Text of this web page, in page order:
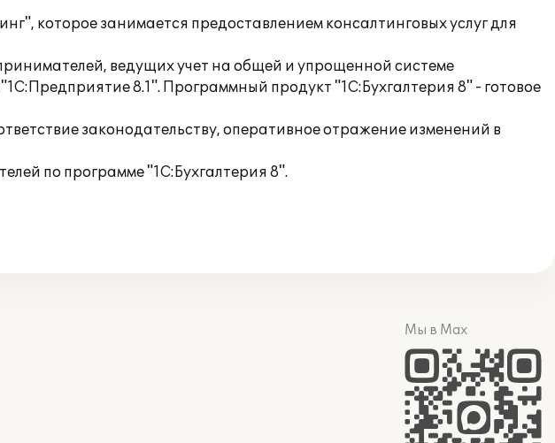
которое занимается предоставлением консалтинговых услуг для
ведущих учет на общей и упрощенной системе
8.1". Программный продукт "1С:Бухгалтерия 8" - готовое
законодательству, оперативное отражение изменений в
по программе "1С:Бухгалтерия 8".
Мы в Max